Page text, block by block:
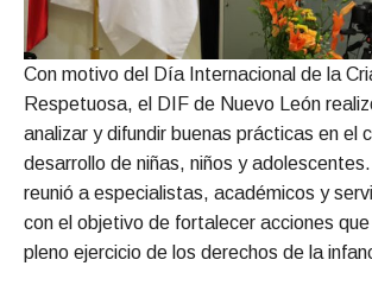
Con motivo del Día Internacional de la
Respetuosa, el DIF de Nuevo León
analizar y difundir buenas prácticas en el
desarrollo de niñas, niños y
reunió a especialistas, académicos y
con el objetivo de fortalecer acciones que
pleno ejercicio de los derechos de la